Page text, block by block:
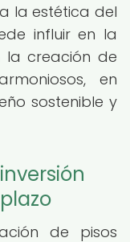
la estética del
influir en la
la creación de
en
sostenible y
de pisos